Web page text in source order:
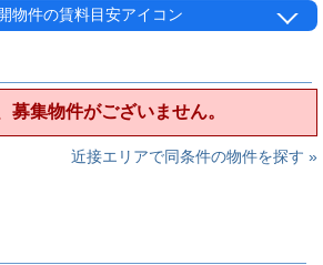
物件の賃料目安アイコン
募集物件がございません。
近接エリアで同条件の物件を探す »